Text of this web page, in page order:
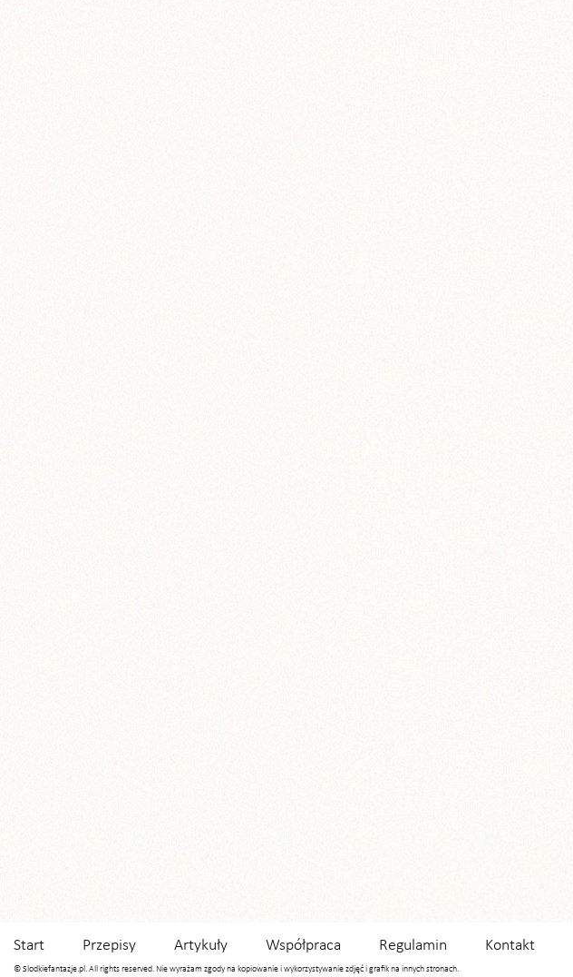
Start Przepisy Artykuły Współpraca Regulamin Kontakt
© Slodkiefantazje.pl. All rights reserved. Nie wyrażam zgody na kopiowanie i wykorzystywanie zdjęć i grafik na innych stronach.